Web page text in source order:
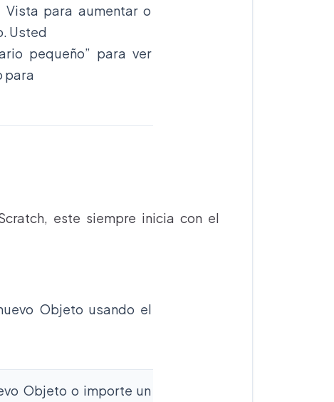
para aumentar o
Usted
pequeño” para ver
para
este siempre inicia con el
Objeto usando el
Objeto o importe un